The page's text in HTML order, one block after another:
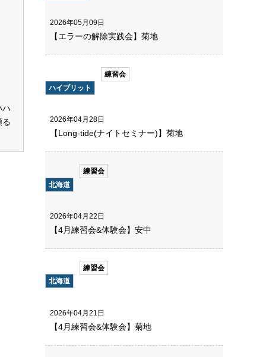
ハ
る
2026年05月09日
【エラーの解除実践会】菊地
ハイブリット
練習会
2026年04月28日
【Long-tide(ナイトセミナー)】菊地
北海道
練習会
2026年04月22日
【4月練習会&体験会】安中
北海道
練習会
2026年04月21日
【4月練習会&体験会】菊地